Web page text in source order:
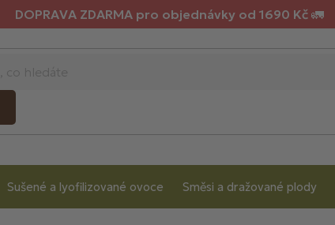
DOPRAVA ZDARMA pro objednávky od 1690 Kč 🚛
Sušené a lyofilizované ovoce Směsi a dražované plody